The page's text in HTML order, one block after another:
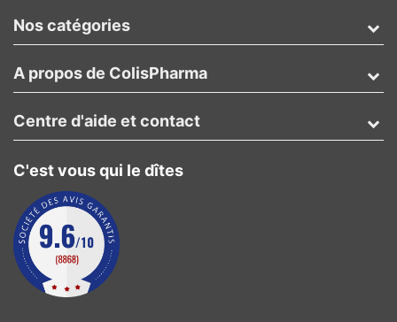
Nos catégories
A propos de ColisPharma
C'est vous qui le dîtes
Centre d'aide et contact